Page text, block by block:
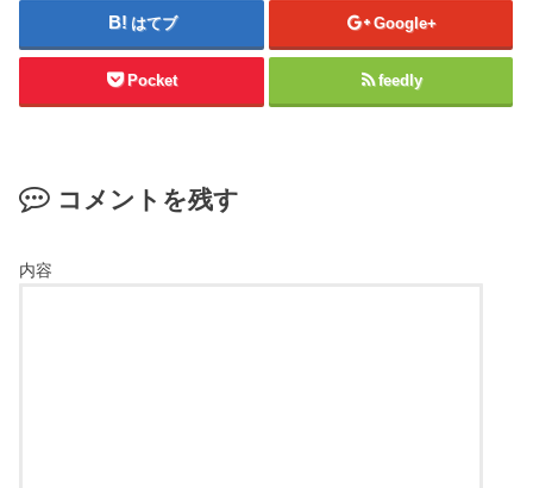
はてブ Google+
Pocket feedly
コメントを残す